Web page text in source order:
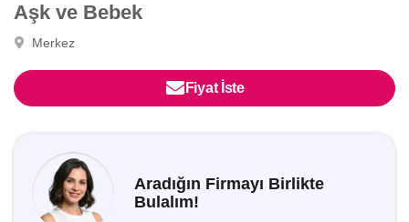
Aşk ve Bebek
Merkez
Fiyat İste
Aradığın Firmayı Birlikte
Bulalım!